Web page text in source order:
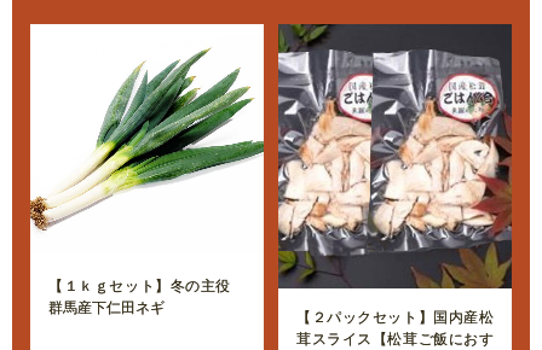
【１ｋｇセット】冬の主役
群馬産下仁田ネギ
【２パックセット】国内産松
茸スライス【松茸ご飯におす